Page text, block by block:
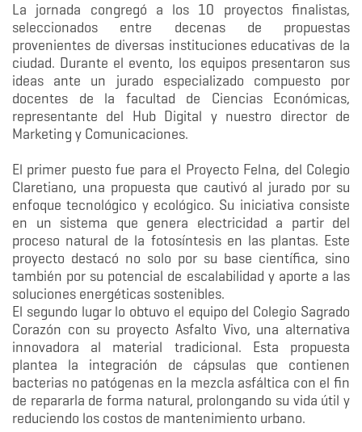
La jornada congregó a los 10 proyectos finalistas,
seleccionados entre decenas de propuestas
provenientes de diversas instituciones educativas de la
ciudad. Durante el evento, los equipos presentaron sus
ideas ante un jurado especializado compuesto por
docentes de la facultad de Ciencias Económicas,
representante del Hub Digital y nuestro director de
Marketing y Comunicaciones.
El primer puesto fue para el Proyecto Felna, del Colegio
Claretiano, una propuesta que cautivó al jurado por su
enfoque tecnológico y ecológico. Su iniciativa consiste
en un sistema que genera electricidad a partir del
proceso natural de la fotosíntesis en las plantas. Este
proyecto destacó no solo por su base científica, sino
también por su potencial de escalabilidad y aporte a las
soluciones energéticas sostenibles.
El segundo lugar lo obtuvo el equipo del Colegio Sagrado
Corazón con su proyecto Asfalto Vivo, una alternativa
innovadora al material tradicional. Esta propuesta
plantea la integración de cápsulas que contienen
bacterias no patógenas en la mezcla asfáltica con el fin
de repararla de forma natural, prolongando su vida útil y
reduciendo los costos de mantenimiento urbano.